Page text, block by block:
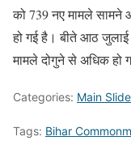
को 739 नए मामले
हो गई है। बीते आठ जुलाई
मामले दोगुने से अधिक हो
Categories: Main
Tags: Bihar